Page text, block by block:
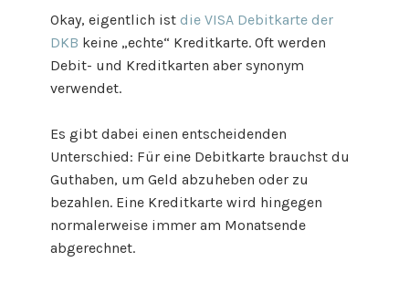
Okay, eigentlich ist die VISA Debitkarte der
DKB keine „echte“ Kreditkarte. Oft werden
Debit- und Kreditkarten aber synonym
verwendet.
Es gibt dabei einen entscheidenden
Unterschied: Für eine Debitkarte brauchst du
Guthaben, um Geld abzuheben oder zu
bezahlen. Eine Kreditkarte wird hingegen
normalerweise immer am Monatsende
abgerechnet.